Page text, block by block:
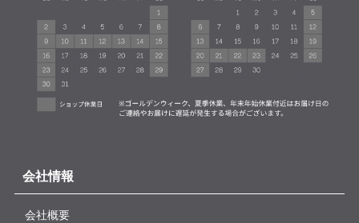
会社情報
会社概要